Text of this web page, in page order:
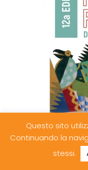
Settembre 20,
L’Altro
Questo sito
Continuando la
stessi.